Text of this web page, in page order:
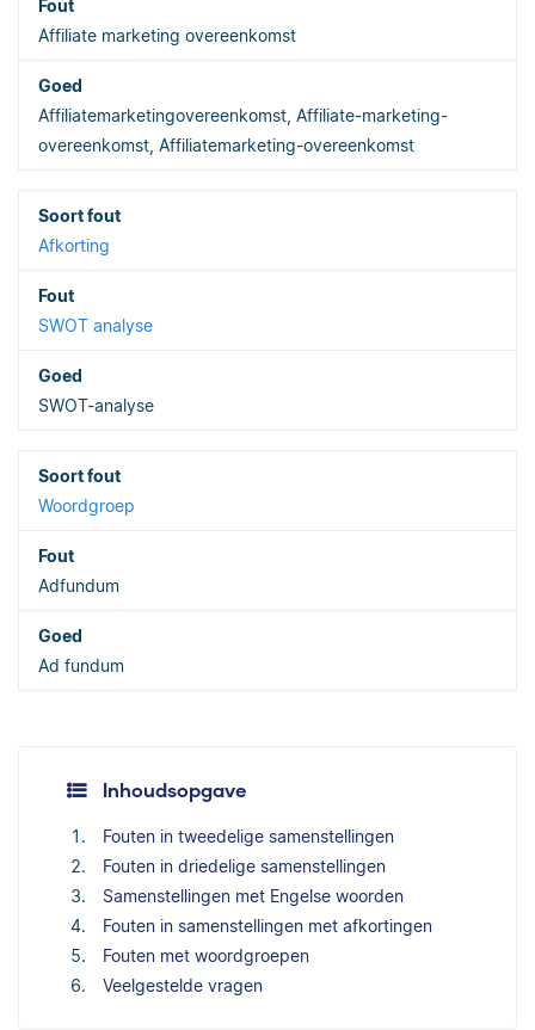
Affiliate marketing overeenkomst
Affiliatemarketingovereenkomst, Affiliate-marketing-
overeenkomst, Affiliatemarketing-overeenkomst
Afkorting
SWOT analyse
SWOT-analyse
Woordgroep
Adfundum
Ad fundum
Inhoudsopgave
Fouten in tweedelige samenstellingen
Fouten in driedelige samenstellingen
Samenstellingen met Engelse woorden
Fouten in samenstellingen met afkortingen
Fouten met woordgroepen
Veelgestelde vragen